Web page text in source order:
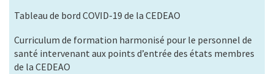
Tableau de bord COVID-19 de la CEDEAO
Curriculum de formation harmonisé pour le personnel de
santé intervenant aux points d’entrée des états membres
de la CEDEAO